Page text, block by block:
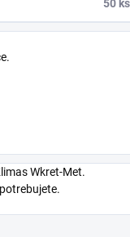
50 ks
Wkret-Met.